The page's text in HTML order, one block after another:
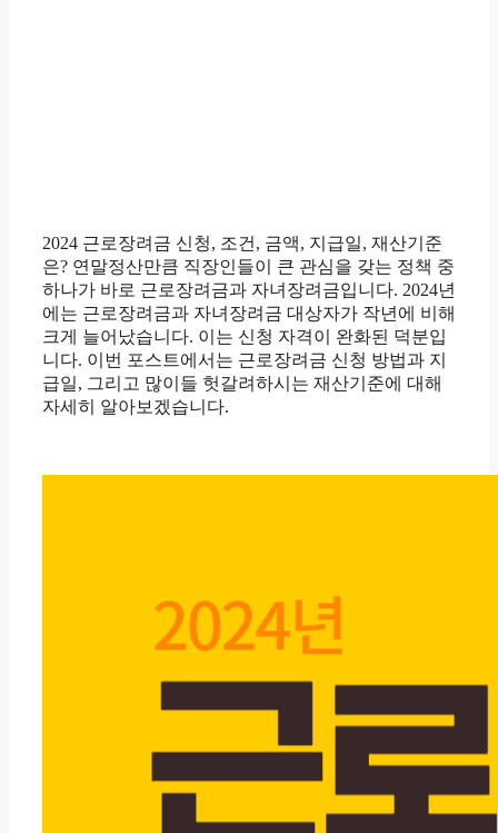
2024 근로장려금 신청, 조건, 금액, 지급일, 재산기준
은? 연말정산만큼 직장인들이 큰 관심을 갖는 정책 중
하나가 바로 근로장려금과 자녀장려금입니다. 2024년
에는 근로장려금과 자녀장려금 대상자가 작년에 비해
크게 늘어났습니다. 이는 신청 자격이 완화된 덕분입
니다. 이번 포스트에서는 근로장려금 신청 방법과 지
급일, 그리고 많이들 헛갈려하시는 재산기준에 대해
자세히 알아보겠습니다.